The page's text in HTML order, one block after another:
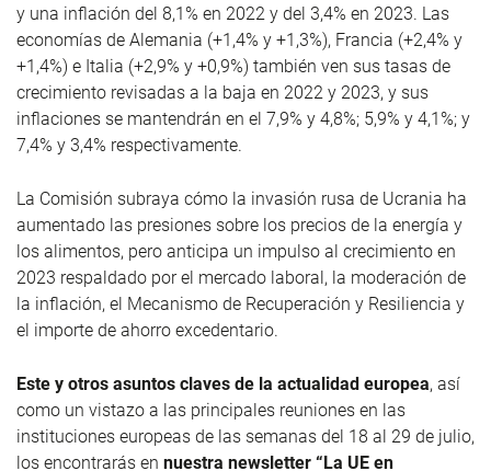
y una inflación del 8,1% en 2022 y del 3,4% en 2023. Las
economías de Alemania (+1,4% y +1,3%), Francia (+2,4% y
+1,4%) e Italia (+2,9% y +0,9%) también ven sus tasas de
crecimiento revisadas a la baja en 2022 y 2023, y sus
inflaciones se mantendrán en el 7,9% y 4,8%; 5,9% y 4,1%; y
7,4% y 3,4% respectivamente.
La Comisión subraya cómo la invasión rusa de Ucrania ha
aumentado las presiones sobre los precios de la energía y
los alimentos, pero anticipa un impulso al crecimiento en
2023 respaldado por el mercado laboral, la moderación de
la inflación, el Mecanismo de Recuperación y Resiliencia y
el importe de ahorro excedentario.
Este y otros asuntos claves de la actualidad europea, así
como un vistazo a las principales reuniones en las
instituciones europeas de las semanas del 18 al 29 de julio,
los encontrarás en nuestra newsletter “La UE en